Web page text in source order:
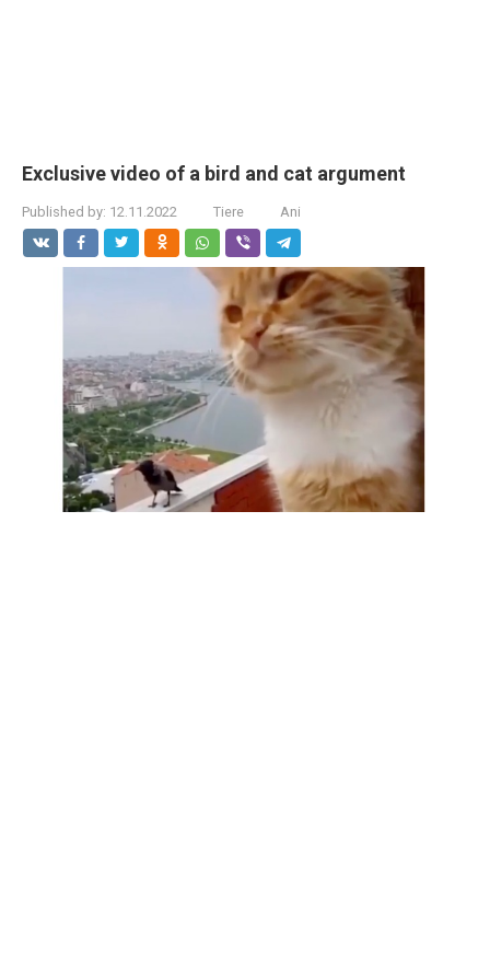
Exclusive video of a bird and cat argument
Published by: 12.11.2022 Tiere Ani